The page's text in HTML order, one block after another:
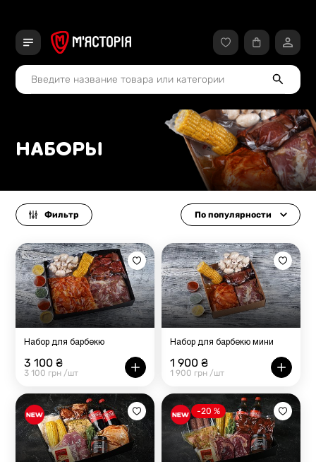
НАБОРЫ
Фильтр По популярности
Набор для барбекю
3 100 ₴
3 100 грн /шт
Набор для барбекю мини
1 900 ₴
1 900 грн /шт
-20 %